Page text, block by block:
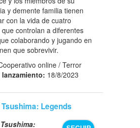
y demente familia tienen
con la vida de cuatro
controlan a diferentes
colaborando y jugando en
que sobrevivir.
online / Terror
lanzamiento: 18/8/2023
Legends